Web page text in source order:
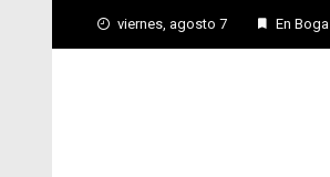
viernes, agosto 7 En Boga